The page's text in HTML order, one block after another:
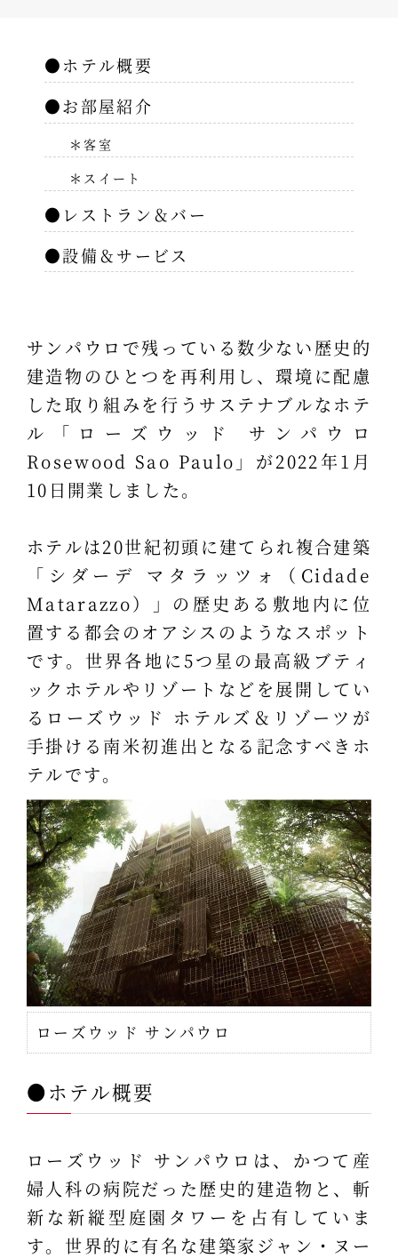
●ホテル概要
●お部屋紹介
＊客室
＊スイート
●レストラン＆バー
●設備＆サービス
サンパウロで残っている数少ない歴史的
建造物のひとつを再利用し、環境に配慮
した取り組みを行うサステナブルなホテ
ル「ローズウッド サンパウロ
Rosewood Sao Paulo」が2022年1月
10日開業しました。
ホテルは20世紀初頭に建てられ複合建築
「シダーデ マタラッツォ（Cidade
Matarazzo）」の歴史ある敷地内に位
置する都会のオアシスのようなスポット
です。世界各地に5つ星の最高級ブティ
ックホテルやリゾートなどを展開してい
るローズウッド ホテルズ＆リゾーツが
手掛ける南米初進出となる記念すべきホ
テルです。
ローズウッド サンパウロ
●ホテル概要
ローズウッド サンパウロは、かつて産
婦人科の病院だった歴史的建造物と、斬
新な新縦型庭園タワーを占有していま
す。世界的に有名な建築家ジャン・ヌー